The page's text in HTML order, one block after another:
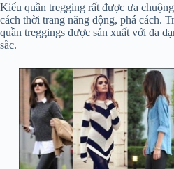
Kiểu quần tregging rất được ưa
cách thời trang năng động, phá cách.
quần treggings được sản xuất với đa
sắc.